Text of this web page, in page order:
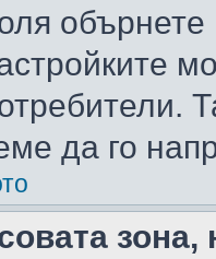
обърнете
да го